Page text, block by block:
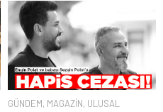
GÜNDEM, MAGAZİN, ULUSAL